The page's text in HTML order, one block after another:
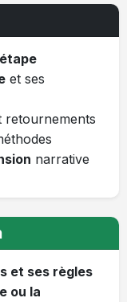
et ses
retournements
narrative
et ses règles
ou la